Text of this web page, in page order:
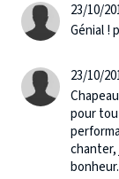
23/10/
Génial !
23/10/
pour
chanter,